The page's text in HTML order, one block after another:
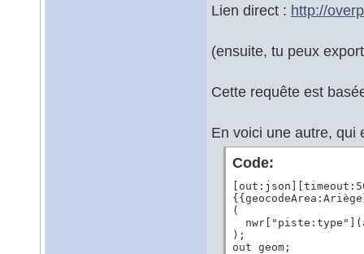
Lien direct : http://
(ensuite, tu peux
Cette requête est
En voici une autre, qui
Code:
(
);
out geom;